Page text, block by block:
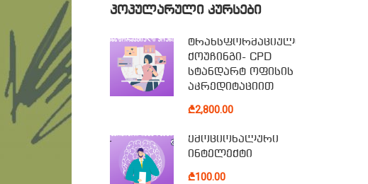
ᲞᲝᲞᲣᲚᲐᲠᲣᲚᲘ ᲙᲣᲠᲡᲔᲑᲘ
ტრანსფორმაციული
ქოუჩინგი- CPD
სტანდარტ ოფისის
აკრედიტაციით
₾2,800.00
ემოციონალური
ინტელექტი
₾100.00